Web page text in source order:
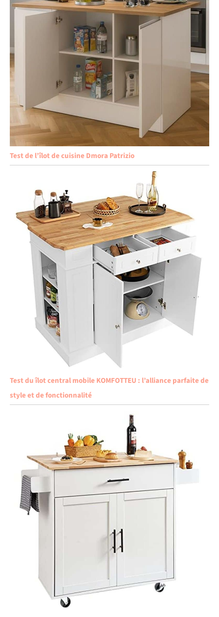
Test de l’îlot de cuisine Dmora Patrizio
Test du îlot central mobile KOMFOTTEU : l’alliance parfaite de
style et de fonctionnalité